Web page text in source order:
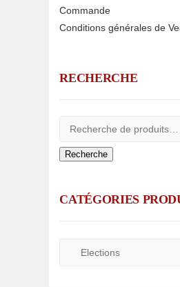
Commande
Conditions générales de
RECHERCHE
Recherche
CATÉGORIES